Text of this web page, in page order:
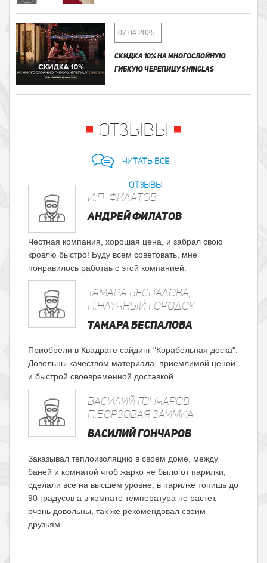
07.04.2025
СКИДКА 10% НА МНОГОСЛОЙНУЮ
ГИБКУЮ ЧЕРЕПИЦУ SHINGLAS
ОТЗЫВЫ
Читать все
отзывы
И.П. Филатов
АНДРЕЙ ФИЛАТОВ
Честная компания, хорошая цена, и забрал свою
кровлю быстро! Буду всем советовать, мне
понравилось работаь с этой компанией.
Тамара Беспалова,
п.Научный городок
ТАМАРА БЕСПАЛОВА
Приобрели в Квадрате сайдинг "Корабельная доска".
Довольны качеством материала, приемлимой ценой
и быстрой своевременной доставкой.
Василий Гончаров,
п.Борзовая Заимка
ВАСИЛИЙ ГОНЧАРОВ
Заказывал теплоизоляцию в своем доме, между
баней и комнатой чтоб жарко не было от парилки,
сделали все на высшем уровне, в парилке топишь до
90 градусов а в комнате температура не растет,
очень довольны, так же рекомендовал своим
друзьям